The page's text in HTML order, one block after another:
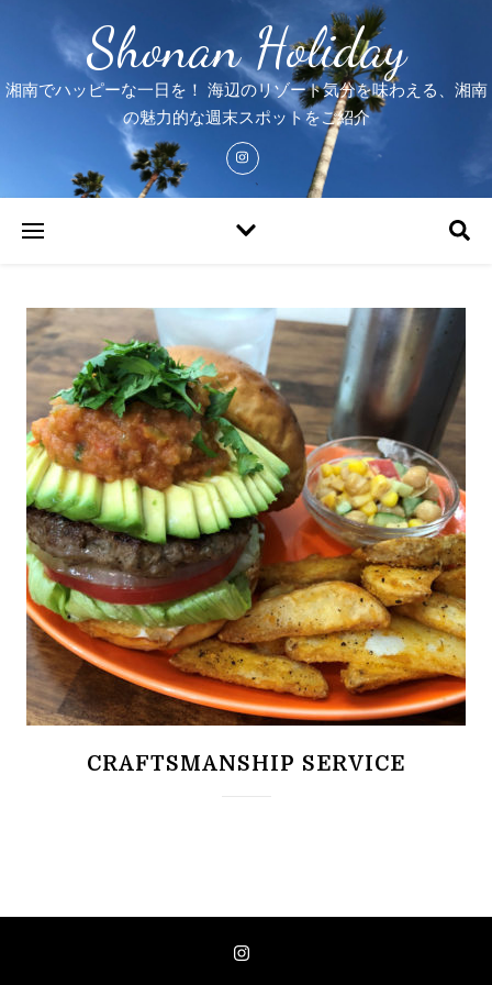
Shonan Holiday
湘南でハッピーな一日を！ 海辺のリゾート気分を味わえる、湘南
の魅力的な週末スポットをご紹介
CRAFTSMANSHIP SERVICE